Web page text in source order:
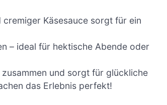
Käsesauce sorgt für ein
– ideal für hektische Abende oder
und sorgt für glückliche
das Erlebnis perfekt!